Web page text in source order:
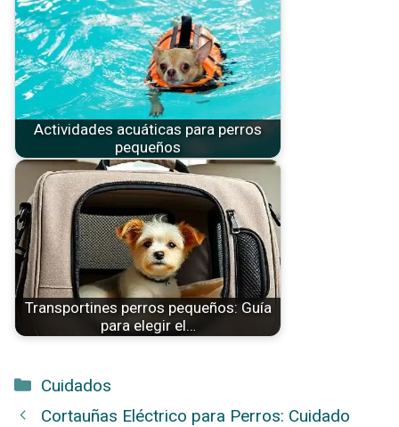
Actividades acuáticas para perros
pequeños
Transportines perros pequeños: Guía
para elegir el…
Categorías
Cuidados
Cortauñas Eléctrico para Perros: Cuidado